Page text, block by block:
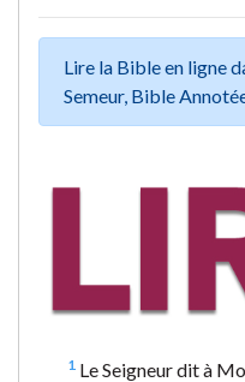
Lire la Bible en ligne
Semeur, Bible
1 Le Seigneur dit à